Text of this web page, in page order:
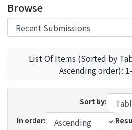
Browse
List Of Items (Sorted by
Ascending order):
Sort by:
In order: